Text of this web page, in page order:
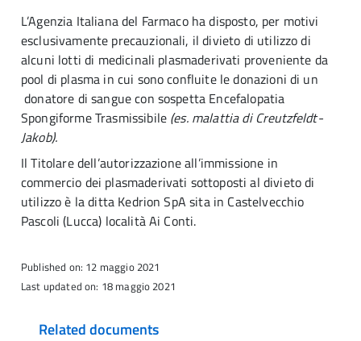
L’Agenzia Italiana del Farmaco ha disposto, per motivi
esclusivamente precauzionali, il divieto di utilizzo di
alcuni lotti di medicinali plasmaderivati proveniente da
pool di plasma in cui sono confluite le donazioni di un
donatore di sangue con sospetta Encefalopatia
Spongiforme Trasmissibile (es. malattia di Creutzfeldt-
Jakob).
Il Titolare dell’autorizzazione all’immissione in
commercio dei plasmaderivati sottoposti al divieto di
utilizzo è la ditta Kedrion SpA sita in Castelvecchio
Pascoli (Lucca) località Ai Conti.
Published on: 12 maggio 2021
Last updated on: 18 maggio 2021
Related documents